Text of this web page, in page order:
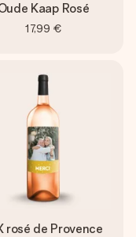
Kaap Rosé
17,99 €
rosé de Provence